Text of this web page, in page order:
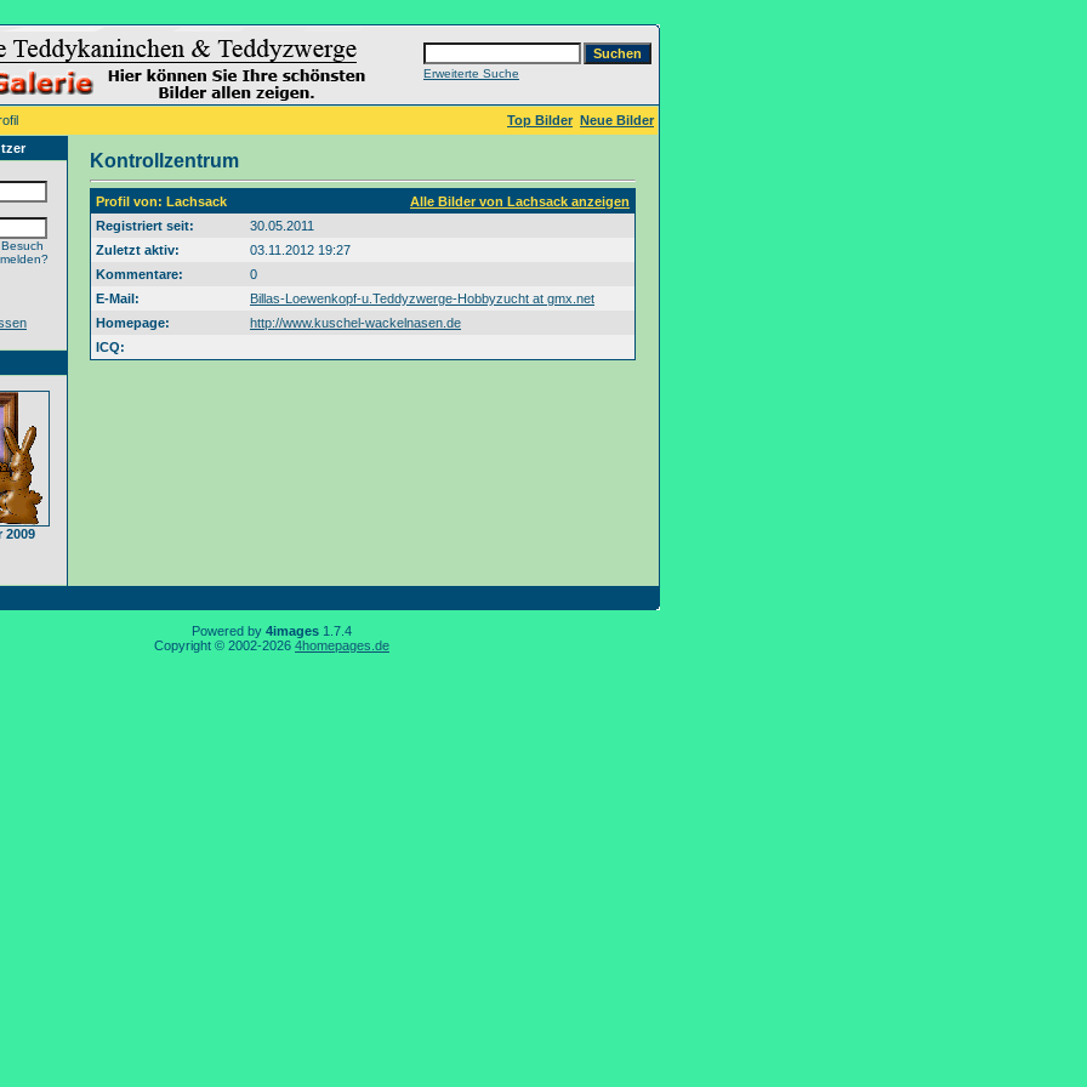
Erweiterte Suche
Top Bilder Neue Bilder
2009
Kontrollzentrum
Profil von: Lachsack
Alle Bilder von Lachsack anzeigen
Registriert seit:
30.05.2011
Zuletzt aktiv:
03.11.2012 19:27
Kommentare:
0
E-Mail:
Billas-Loewenkopf-u.Teddyzwerge-Hobbyzucht at gmx.net
Homepage:
http://www.kuschel-wackelnasen.de
ICQ:
Powered by 4images 1.7.4
Copyright © 2002-2026 4homepages.de